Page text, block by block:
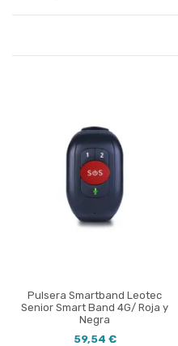
Pulsera Smartband Leotec
Senior Smart Band 4G/ Roja y
Negra
59,54 €